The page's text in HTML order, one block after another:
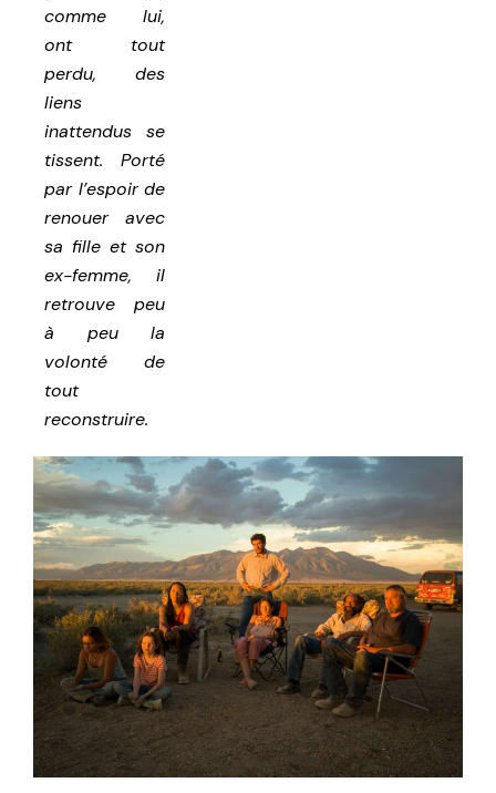
comme lui,
ont tout
perdu, des
liens
inattendus se
tissent. Porté
par l’espoir de
renouer avec
sa fille et son
ex-femme, il
retrouve peu
à peu la
volonté de
tout
reconstruire.